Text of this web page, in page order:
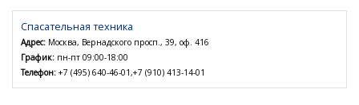
Спасательная техника
Адрес: Москва, Вернадского просп., 39, оф. 416
График: пн-пт 09:00-18:00
Телефон: +7 (495) 640-46-01,+7 (910) 413-14-01